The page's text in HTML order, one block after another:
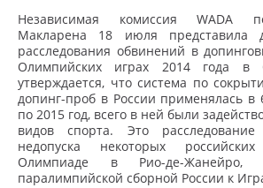
Независимая комиссия WADA
Макларена 18 июля представила
расследования обвинений в
Олимпийских играх 2014 года в
утверждается, что система по
допинг-проб в России применялась в
по 2015 год, всего в ней были
видов спорта. Это
недопуска некоторых
Олимпиаде в Рио-де-
паралимпийской сборной России к